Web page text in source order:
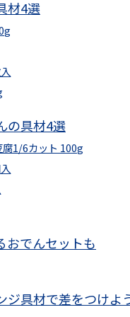
材4選
の具材4選
1/6カット 100g
でんセットも
具材で差をつけよ